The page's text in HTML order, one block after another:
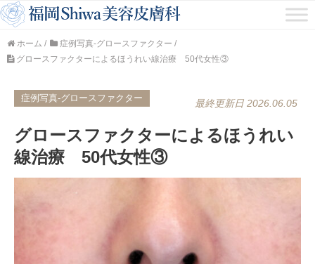
ホーム / 症例写真-グロースファクター /
グロースファクターによるほうれい線治療 50代女性③
症例写真-グロースファクター 最終更新日 2026.06.05
グロースファクターによるほうれい
線治療 50代女性③